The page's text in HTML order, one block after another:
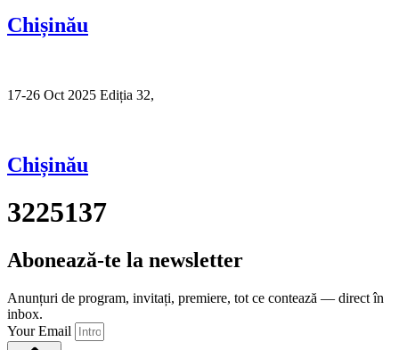
Chișinău
17-26 Oct 2025 Ediția 32,
Chișinău
3225137
Abonează-te la newsletter
Anunțuri de program, invitați, premiere, tot ce contează — direct în
inbox.
Your Email